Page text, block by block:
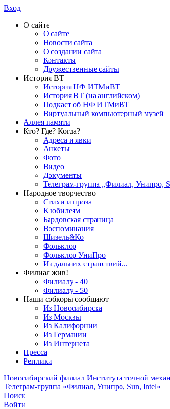
Вход
О сайте
О сайте
Новости сайта
О создании сайта
Контакты
Дружественные сайты
История ВТ
История НФ ИТМиВТ
История ВТ (на английском)
Подкаст об НФ ИТМиВТ
Виртуальный компьютерный музей
Аллея памяти
Кто? Где? Когда?
Адреса и явки
Анкеты
Фото
Видео
Документы
Телеграм-группа „Филиал, Унипро,
Народное творчество
Стихи и проза
К юбилеям
Бардовская страница
Воспоминания
Шизель&Ко
Фольклор
Фольклор УниПро
Из дальних странствий...
Филиал жив!
Филиалу - 40
Филиалу - 50
Наши собкоры сообщают
Из Новосибирска
Из Москвы
Из Калифорнии
Из Германии
Из Интернета
Пресса
Реплики
Новосибирский филиал Института точной
Телеграм-группа «Филиал, Унипро, Sun, Intel»
Поиск
Войти